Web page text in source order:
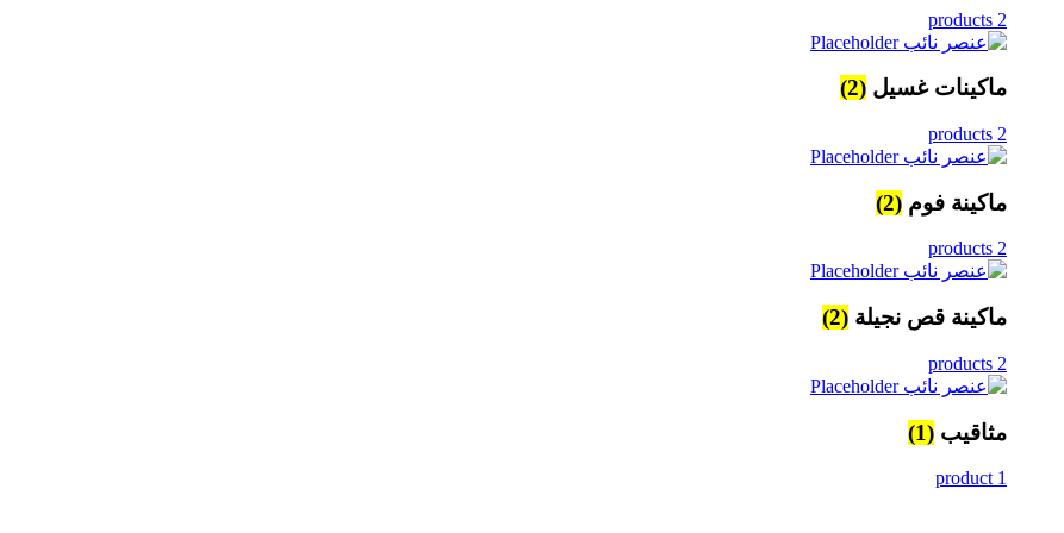
2 products
ماكينات غسيل (2)
2 products
ماكينة فوم (2)
2 products
ماكينة قص نجيلة (2)
2 products
مثاقيب (1)
1 product